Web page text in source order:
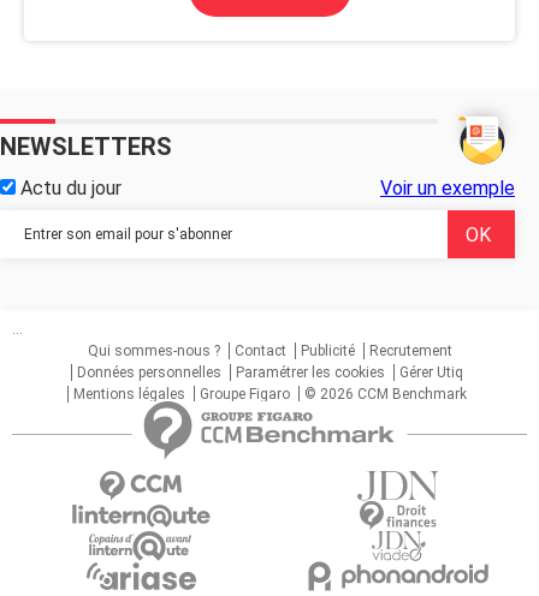
NEWSLETTERS
Actu du jour Voir un exemple
...
Qui sommes-nous ?
Contact Publicité
Recrutement
Données personnelles
Paramétrer les cookies
Gérer Utiq
Mentions légales
Groupe Figaro © 2026 CCM Benchmark